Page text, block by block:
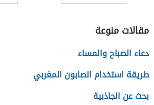
للشعر
مقالات منوعة
دعاء الصباح والمساء
طريقة استخدام الصابون المغربي
بحث عن الجاذبية